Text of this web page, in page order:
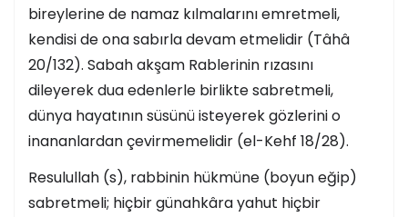
bireylerine de namaz kılmalarını emretmeli,
kendisi de ona sabırla devam etmelidir (Tâhâ
20/132). Sabah akşam Rablerinin rızasını
dileyerek dua edenlerle birlikte sabretmeli,
dünya hayatının süsünü isteyerek gözlerini o
inananlardan çevirmemelidir (el-Kehf 18/28).
Resulullah (s), rabbinin hükmüne (boyun eğip)
sabretmeli; hiçbir günahkâra yahut hiçbir